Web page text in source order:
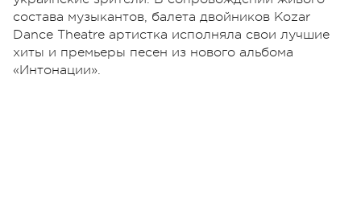
состава музыкантов, балета двойников Kozar
Dance Theatre артистка исполняла свои лучшие
хиты и премьеры песен из нового альбома
«Интонации».